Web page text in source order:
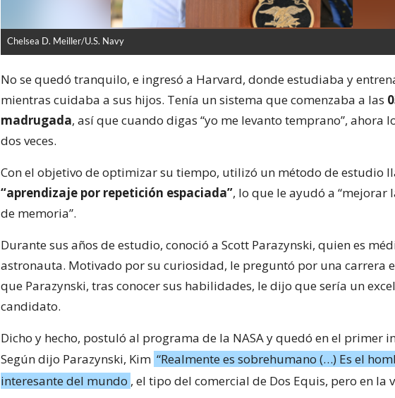
Chelsea D. Meiller/U.S. Navy
No se quedó tranquilo, e ingresó a Harvard, donde estudiaba y
mientras cuidaba a sus hijos. Tenía un sistema que comenzaba a las
madrugada, así que cuando digas “yo me levanto temprano”, ahora
dos veces.
Con el objetivo de optimizar su tiempo, utilizó un método de estudio
“aprendizaje por repetición espaciada”, lo que le ayudó a “mejorar
de memoria”.
Durante sus años de estudio, conoció a Scott Parazynski, quien es
astronauta. Motivado por su curiosidad, le preguntó por una carrera
que Parazynski, tras conocer sus habilidades, le dijo que sería un
candidato.
Dicho y hecho, postuló al programa de la NASA y quedó en el primer
Según dijo Parazynski, Kim “Realmente es sobrehumano (…) Es el
interesante del mundo , el tipo del comercial de Dos Equis, pero en la